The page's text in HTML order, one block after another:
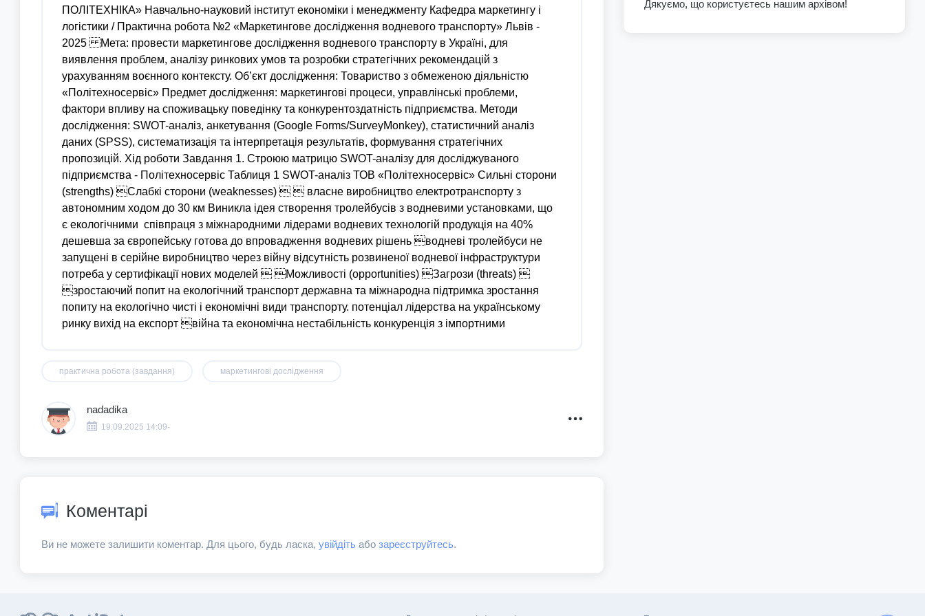
практична робота (завдання) маркетингові дослідження
nadadika
19.09.2025 14:09-
Коментарі
Ви не можете залишити коментар. Для цього, будь ласка, увійдітьабо зареєструйтесь.
Дякуємо, що користуєтесь нашим архівом!